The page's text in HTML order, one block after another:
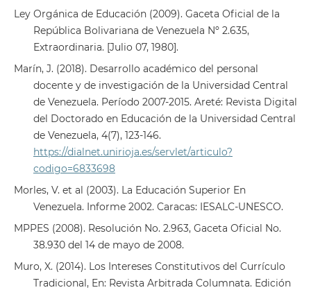
Ley Orgánica de Educación (2009). Gaceta Oficial de la
República Bolivariana de Venezuela Nº 2.635,
Extraordinaria. [Julio 07, 1980].
Marín, J. (2018). Desarrollo académico del personal
docente y de investigación de la Universidad Central
de Venezuela. Período 2007-2015. Areté: Revista Digital
del Doctorado en Educación de la Universidad Central
de Venezuela, 4(7), 123-146.
https://dialnet.unirioja.es/servlet/articulo?
codigo=6833698
Morles, V. et al (2003). La Educación Superior En
Venezuela. Informe 2002. Caracas: IESALC-UNESCO.
MPPES (2008). Resolución No. 2.963, Gaceta Oficial No.
38.930 del 14 de mayo de 2008.
Muro, X. (2014). Los Intereses Constitutivos del Currículo
Tradicional, En: Revista Arbitrada Columnata. Edición